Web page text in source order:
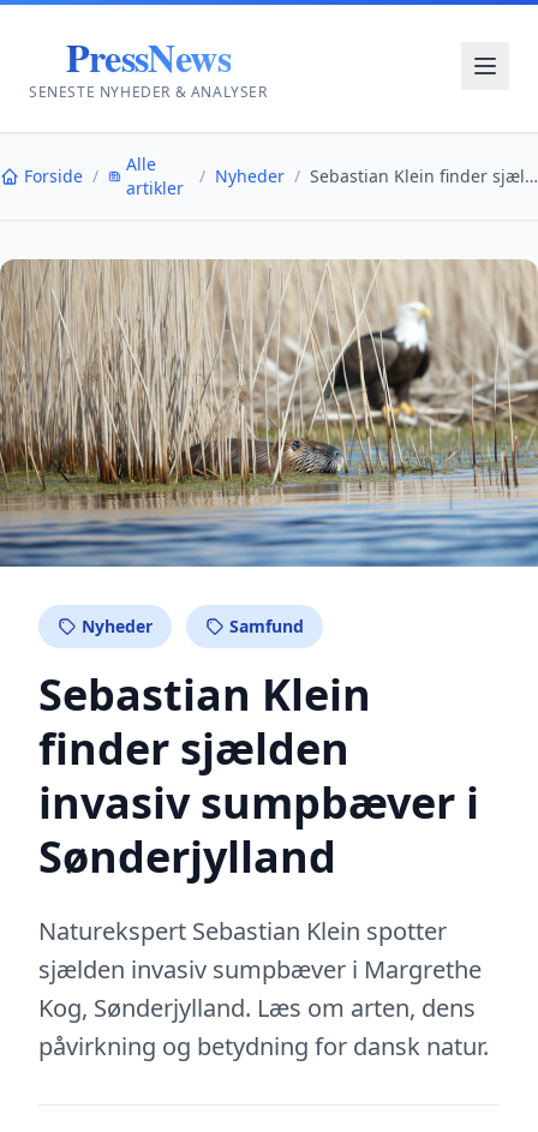
PressNews
SENESTE NYHEDER & ANALYSER
Forside /
Alle
artikler
/ Nyheder / Sebastian Klein finder sjælden invasiv sumpbæver i...
Nyheder Samfund
Sebastian Klein
finder sjælden
invasiv sumpbæver i
Sønderjylland
Naturekspert Sebastian Klein spotter
sjælden invasiv sumpbæver i Margrethe
Kog, Sønderjylland. Læs om arten, dens
påvirkning og betydning for dansk natur.